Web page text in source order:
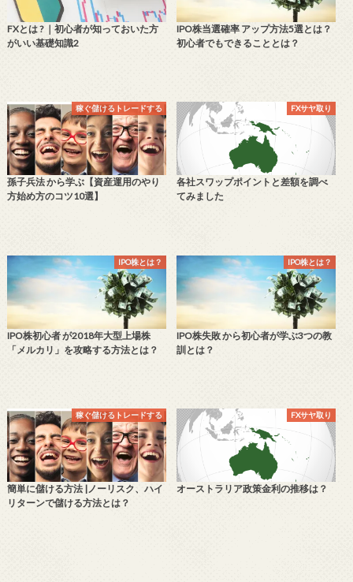
FXとは ? ｜初心者が知っておいた方
がいい基礎知識2
IPO株当選確率 アップ方法5選とは？
初心者でもできることとは？
稼ぐ儲けるトレードする
孫子兵法 から学ぶ【資産運用のやり
方始め方のコツ10選】
FXサヤ取り
各社スワップポイントと差額を調べ
てみました
IPO株とは？
IPO株初心者 が2018年大型上場株
「メルカリ」を攻略する方法とは？
IPO株とは？
IPO株失敗 から初心者が学ぶ3つの教
訓とは？
稼ぐ儲けるトレードする
簡単に儲ける方法 |ノーリスク、ハイ
リターンで儲ける方法とは？
FXサヤ取り
オーストラリア政策金利の推移は？